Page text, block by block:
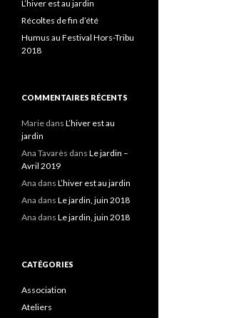
L’hiver est au jardin
Récoltes de fin d’été
Humus au Festival Hors-Tribu
2018
COMMENTAIRES RÉCENTS
Marie dans L’hiver est au
jardin
Ana Tavarès dans Le jardin –
Avril 2019
Ana dans L’hiver est au jardin
Ana dans Le jardin, juin 2018
Ana dans Le jardin, juin 2018
CATÉGORIES
Association
Ateliers